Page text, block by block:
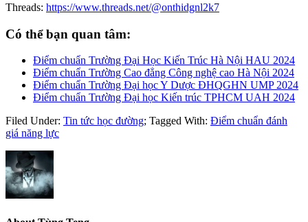
Threads: https://www.threads.net/@onthidgnl2k7
Có thể bạn quan tâm:
Điểm chuẩn Trường Đại Học Kiến Trúc Hà Nội HAU 2024
Điểm chuẩn Trường Cao đẳng Công nghệ cao Hà Nội 2024
Điểm chuẩn Trường Đại học Y Dược ĐHQGHN UMP 2024
Điểm chuẩn Trường Đại học Kiến trúc TPHCM UAH 2024
Filed Under: Tin tức học đường; Tagged With: Điểm chuẩn đánh
giá năng lực